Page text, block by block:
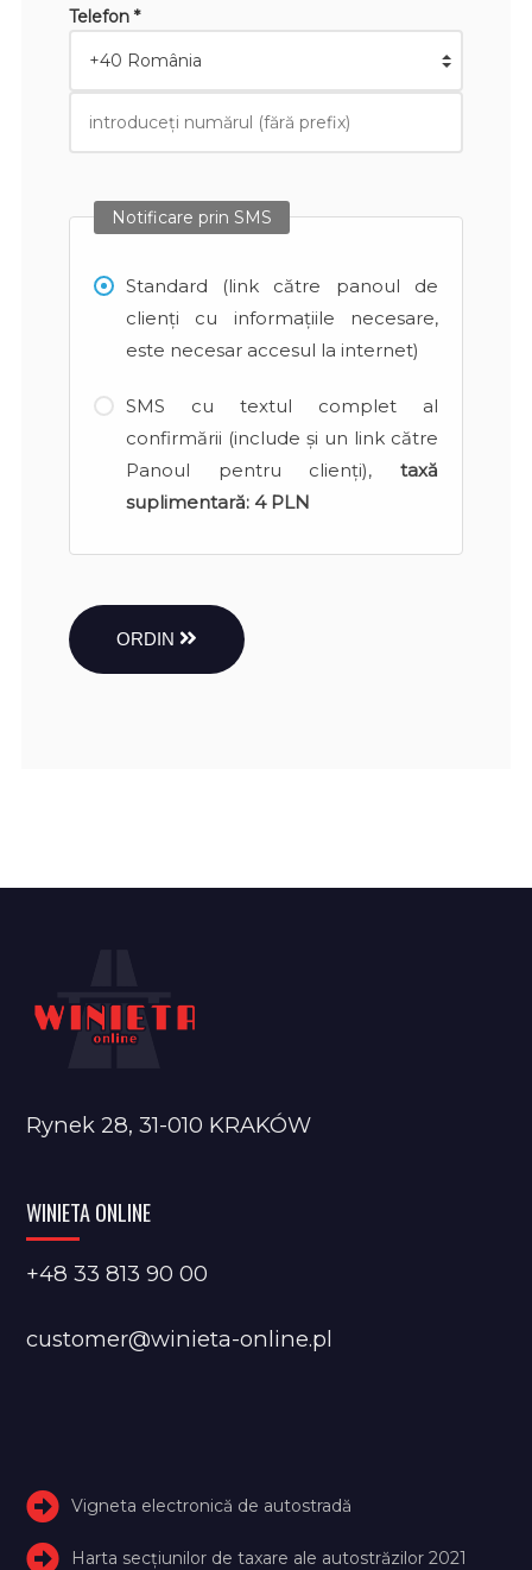
Telefon *
Notificare prin SMS
Standard (link către panoul de
clienți cu informațiile necesare,
este necesar accesul la internet)
SMS cu textul complet al
confirmării (include și un link către
Panoul pentru clienți), taxă
suplimentară: 4 PLN
ORDIN
Rynek 28, 31-010 KRAKÓW
WINIETA ONLINE
+48 33 813 90 00
customer@winieta-online.pl
Vigneta electronică de autostradă
Harta secțiunilor de taxare ale autostrăzilor 2021